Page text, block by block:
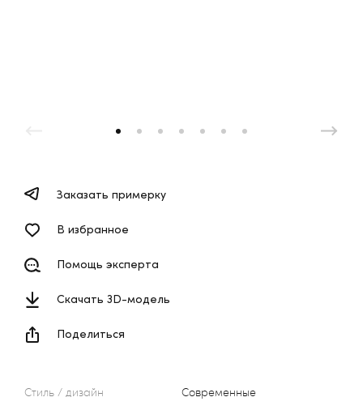
Стиль / дизайн
Современные
Заказать примерку
В избранное
Помощь эксперта
Скачать 3D-модель
Поделиться